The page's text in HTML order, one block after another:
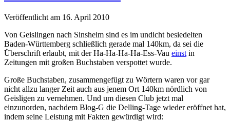
Veröffentlicht am 16. April 2010
Von Geislingen nach Sinsheim sind es im undicht besiedelten
Baden-Württemberg schließlich gerade mal 140km, da sei die
Überschrift erlaubt, mit der Ha-Ha-Ha-Ha-Ess-Vau einst in
Zeitungen mit großen Buchstaben verspottet wurde.
Große Buchstaben, zusammengefügt zu Wörtern waren vor gar
nicht allzu langer Zeit auch aus jenem Ort 140km nördlich von
Geisligen zu vernehmen. Und um diesen Club jetzt mal
einzunorden, nachdem Blog-G die Delling-Tage wieder eröffnet hat,
indem seine Leistung mit Fakten gewürdigt wird: